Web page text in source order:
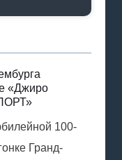
«Джиро
100-
Гранд-